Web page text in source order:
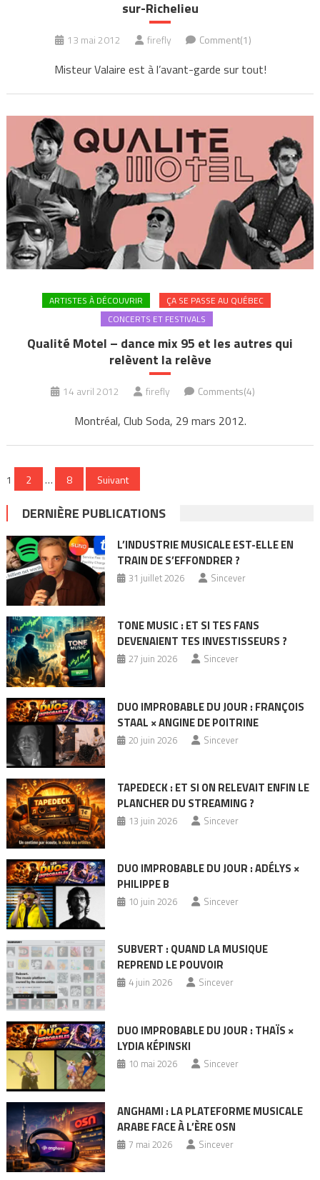
sur-Richelieu
13 mai 2012 firefly Comment(1)
Misteur Valaire est à l’avant-garde sur tout!
ARTISTES À DÉCOUVRIR
ÇA SE PASSE AU QUÉBEC
CONCERTS ET FESTIVALS
Qualité Motel – dance mix 95 et les autres qui
relèvent la relève
14 avril 2012 firefly Comments(4)
Montréal, Club Soda, 29 mars 2012.
Pagination
des
publications
1 2 … 8 Suivant
DERNIÈRE PUBLICATIONS
L’INDUSTRIE MUSICALE EST-ELLE EN
TRAIN DE S’EFFONDRER ?
31 juillet 2026 Sincever
TONE MUSIC : ET SI TES FANS
DEVENAIENT TES INVESTISSEURS ?
27 juin 2026 Sincever
DUO IMPROBABLE DU JOUR : FRANÇOIS
STAAL × ANGINE DE POITRINE
20 juin 2026 Sincever
TAPEDECK : ET SI ON RELEVAIT ENFIN LE
PLANCHER DU STREAMING ?
13 juin 2026 Sincever
DUO IMPROBABLE DU JOUR : ADÉLYS ×
PHILIPPE B
10 juin 2026 Sincever
SUBVERT : QUAND LA MUSIQUE
REPREND LE POUVOIR
4 juin 2026 Sincever
DUO IMPROBABLE DU JOUR : THAÏS ×
LYDIA KÉPINSKI
10 mai 2026 Sincever
ANGHAMI : LA PLATEFORME MUSICALE
ARABE FACE À L’ÈRE OSN
7 mai 2026 Sincever